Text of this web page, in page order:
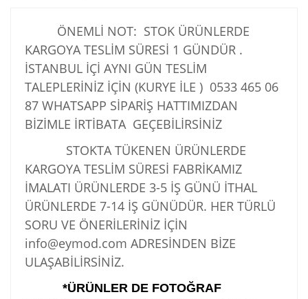
ÖNEMLİ NOT: STOK ÜRÜNLERDE
KARGOYA TESLİM SÜRESİ 1 GÜNDÜR .
İSTANBUL İÇİ AYNI GÜN TESLİM
TALEPLERİNİZ İÇİN (KURYE İLE ) 0533 465 06
87 WHATSAPP SİPARİŞ HATTIMIZDAN
BİZİMLE İRTİBATA GEÇEBİLİRSİNİZ
STOKTA TÜKENEN ÜRÜNLERDE
KARGOYA TESLİM SÜRESİ FABRİKAMIZ
İMALATI ÜRÜNLERDE 3-5 İŞ GÜNÜ İTHAL
ÜRÜNLERDE 7-14 İŞ GÜNÜDÜR. HER TÜRLÜ
SORU VE ÖNERİLERİNİZ İÇİN
info@eymod.com ADRESİNDEN BİZE
ULAŞABİLİRSİNİZ.
*ÜRÜNLER DE FOTOĞRAF